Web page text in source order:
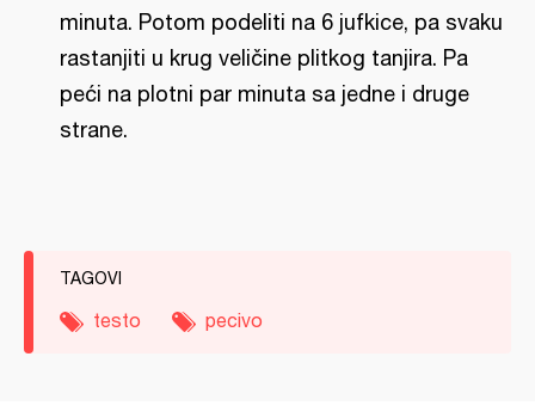
minuta. Potom podeliti na 6 jufkice, pa svaku
rastanjiti u krug veličine plitkog tanjira. Pa
peći na plotni par minuta sa jedne i druge
strane.
TAGOVI
testo pecivo